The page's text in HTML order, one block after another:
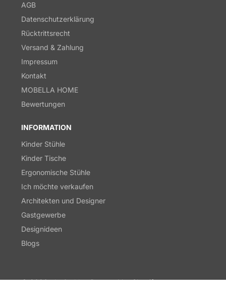
AGB
Datenschutzerklärung
Rücktrittsrecht
Versand & Zahlung
Impressum
Kontakt
MOBELLA HOME
Bewertungen
INFORMATION
Kinder Stühle
Kinder Tische
Ergonomische Stühle
Ich möchte verkaufen
Architekten und Designer
Gastgewerbe
Designideen
Blogs
© 2026,derStuhl.atPowered by Shopify